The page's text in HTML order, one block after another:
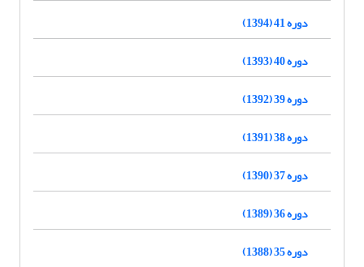
دوره 41 (1394)
دوره 40 (1393)
دوره 39 (1392)
دوره 38 (1391)
دوره 37 (1390)
دوره 36 (1389)
دوره 35 (1388)